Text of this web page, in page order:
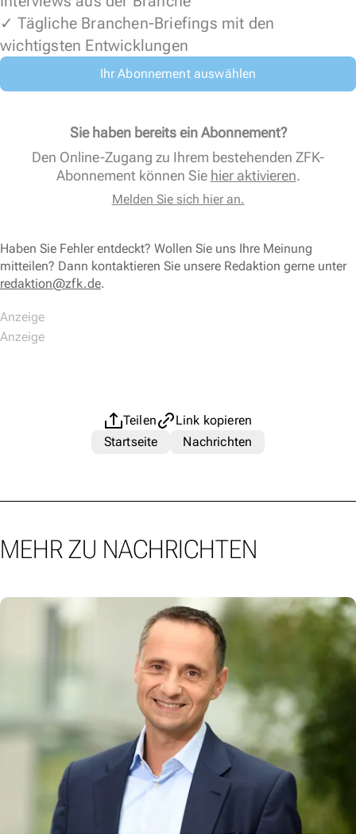
✓ Tägliche Branchen-Briefings mit den
wichtigsten Entwicklungen
Ihr Abonnement auswählen
Sie haben bereits ein Abonnement?
Den Online-Zugang zu Ihrem bestehenden ZFK-
Abonnement können Sie hier aktivieren.
Melden Sie sich hier an.
Haben Sie Fehler entdeckt? Wollen Sie uns Ihre Meinung
mitteilen? Dann kontaktieren Sie unsere Redaktion gerne unter
redaktion@zfk.de.
Teilen
Link kopieren
Startseite
Nachrichten
MEHR ZU NACHRICHTEN